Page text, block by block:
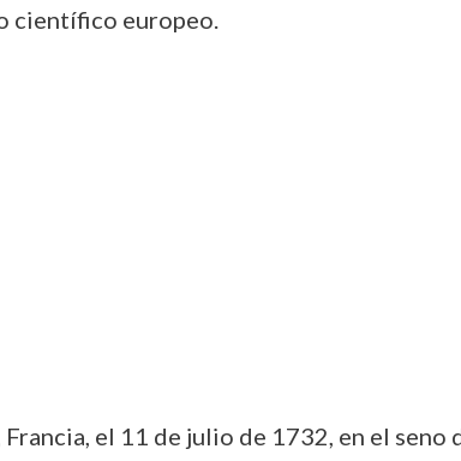
científico europeo.
el 11 de julio de 1732, en el seno